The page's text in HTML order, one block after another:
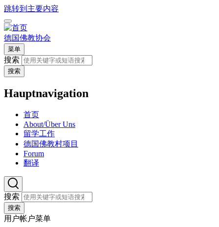
跳转到主要内容
德国佛教协会
菜单
搜索
搜索
Hauptnavigation
首页
About/Über Uns
留学工作
德国佛教村项目
Forum
翻译
搜索
搜索
用户帐户菜单